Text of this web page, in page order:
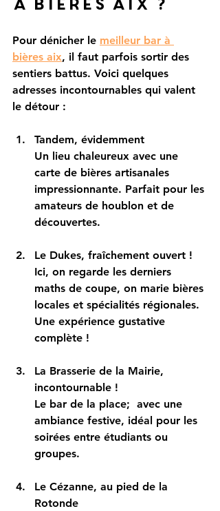
Pour dénicher le meilleur bar à
bières aix, il faut parfois sortir des
sentiers battus. Voici quelques
adresses incontournables qui valent
le détour :
Tandem, évidemment
Un lieu chaleureux avec une
carte de bières artisanales
impressionnante. Parfait pour les
amateurs de houblon et de
découvertes.
Le Dukes, fraîchement ouvert !
Ici, on regarde les derniers
maths de coupe, on marie bières
locales et spécialités régionales.
Une expérience gustative
complète !
La Brasserie de la Mairie,
incontournable !
Le bar de la place;  avec une
ambiance festive, idéal pour les
soirées entre étudiants ou
groupes.
Le Cézanne, au pied de la
Rotonde